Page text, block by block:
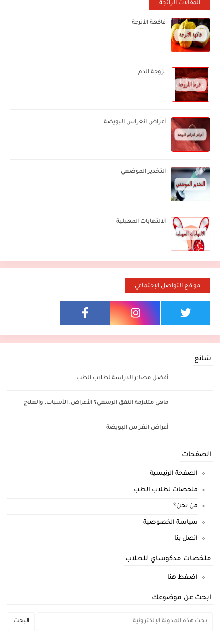
المقالات الرائجة
فاكهة الأترجة
لزوجة الدم
أعراض انغراس البويضة
التخدير الموضعي
الالتهابات المهبلية
مواقع التواصل الإجتماعي
شائع
أفضل مصادر الدراسة لطلاب الطب
ماهي متلازمة النفق الرسغي؟ الأعراض, الأسباب, والعلاج
أعراض انغراس البويضة
الصفحات
الصفحة الرئيسية
ملخصات لطلاب الطب
من نحن؟
سياسة الخصوصية
اتصل بنا
ملخصات مدكوساي للطلاب
اضغط هنا
ابحث عن موضوعك